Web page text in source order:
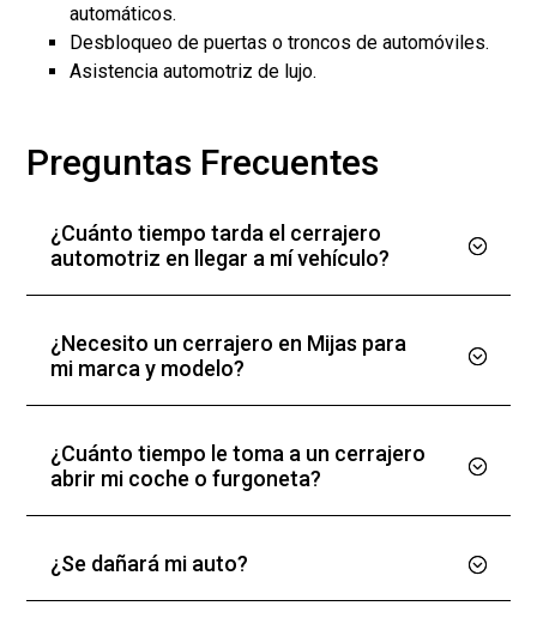
automáticos.
Desbloqueo de puertas o troncos de automóviles.
Asistencia automotriz de lujo.
Preguntas Frecuentes
¿Cuánto tiempo tarda el cerrajero
automotriz en llegar a mí vehículo?
¿Necesito un cerrajero en Mijas para
mi marca y modelo?
¿Cuánto tiempo le toma a un cerrajero
abrir mi coche o furgoneta?
¿Se dañará mi auto?